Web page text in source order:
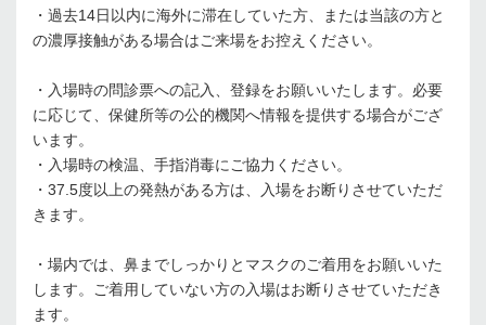
・過去14日以内に海外に滞在していた方、または当該の方と
の濃厚接触がある場合はご来場をお控えください。
・入場時の問診票への記入、登録をお願いいたします。必要
に応じて、保健所等の公的機関へ情報を提供する場合がござ
います。
・入場時の検温、手指消毒にご協力ください。
・ 37.5度以上の発熱がある方は、入場をお断りさせていただ
きます。
・場内では、鼻までしっかりとマスクのご着用をお願いいた
します。ご着用していない方の入場はお断りさせていただき
ます。